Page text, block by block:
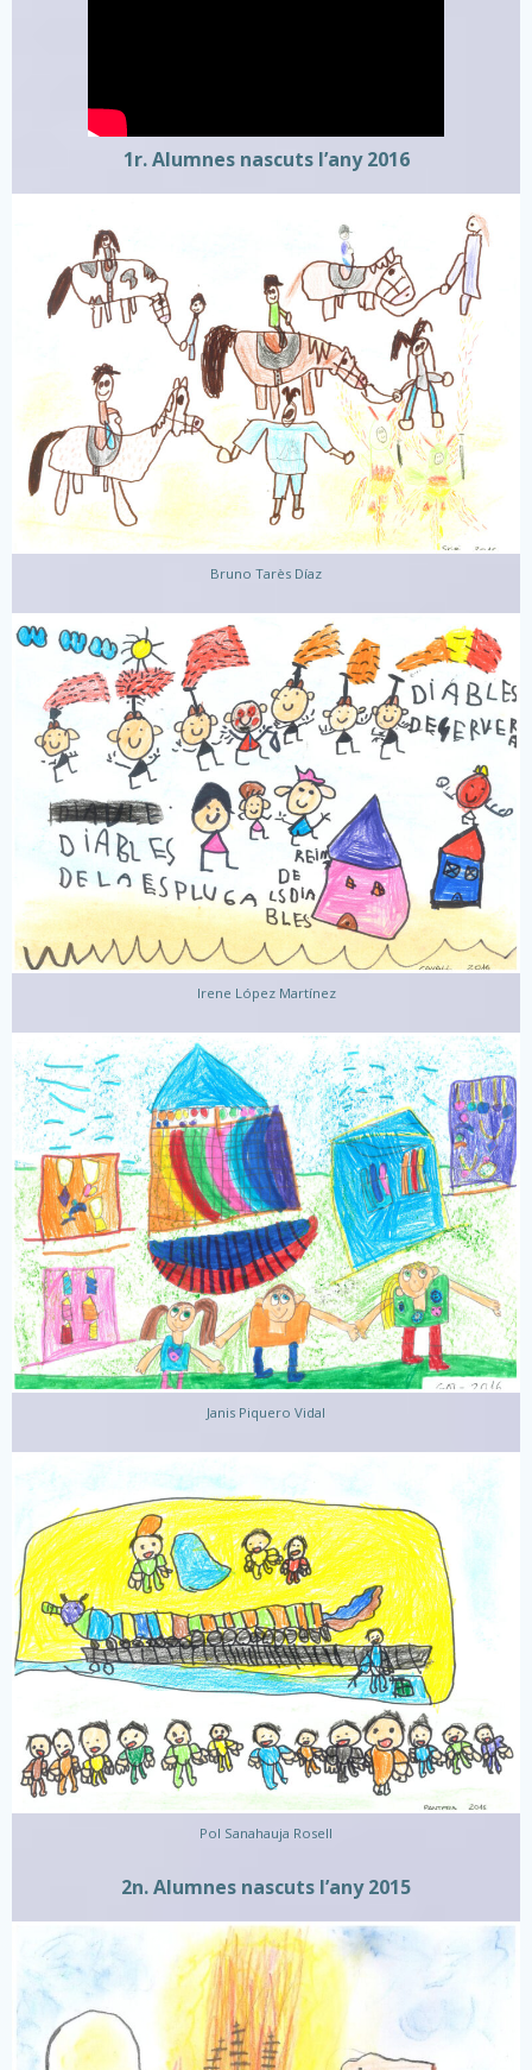
1r. Alumnes nascuts l’any 2016
Bruno Tarès Díaz
Irene López Martínez
Janis Piquero Vidal
Pol Sanahauja Rosell
2n. Alumnes nascuts l’any 2015